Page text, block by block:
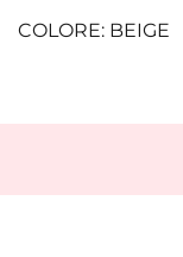
COLORE: BEIGE